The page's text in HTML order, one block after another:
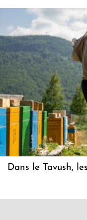
Dans le Tavush,